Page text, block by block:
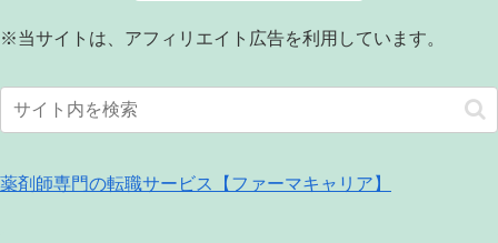
※当サイトは、アフィリエイト広告を利用しています。
薬剤師専門の転職サービス【ファーマキャリア】